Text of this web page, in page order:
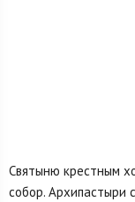
Святыню крестным
собор. Архипастыри